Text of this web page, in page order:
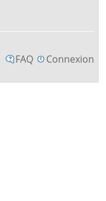
FAQ Connexion